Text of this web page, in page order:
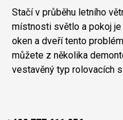
Stačí v průběhu letního
místnosti světlo a pokoj
oken a dveří tento
můžete z několika
vestavěný typ rolovacích